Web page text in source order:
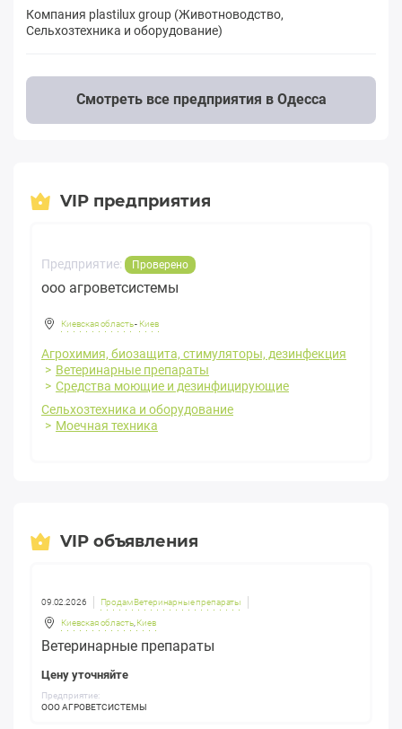
Компания plastilux group (Животноводство,
Сельхозтехника и оборудование)
Смотреть все предприятия в Одесса
VIP предприятия
Предприятие: Проверено
ооо агроветсистемы
Киевская область- Киев
Агрохимия, биозащита, стимуляторы, дезинфекция
Ветеринарные препараты
Средства моющие и дезинфицирующие
Сельхозтехника и оборудование
Моечная техника
VIP объявления
09.02.2026 Продам Ветеринарные препараты
Киевская область, Киев
Ветеринарные препараты
Цену уточняйте
Предприятие:
ООО АГРОВЕТСИСТЕМЫ